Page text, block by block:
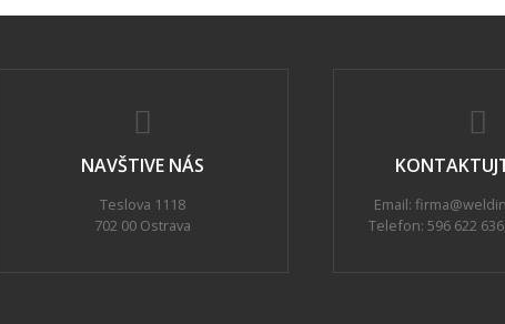
NAVŠTIVE NÁS
Teslova 1118
702 00 Ostrava
Email:
Telefon: 596 622 636,